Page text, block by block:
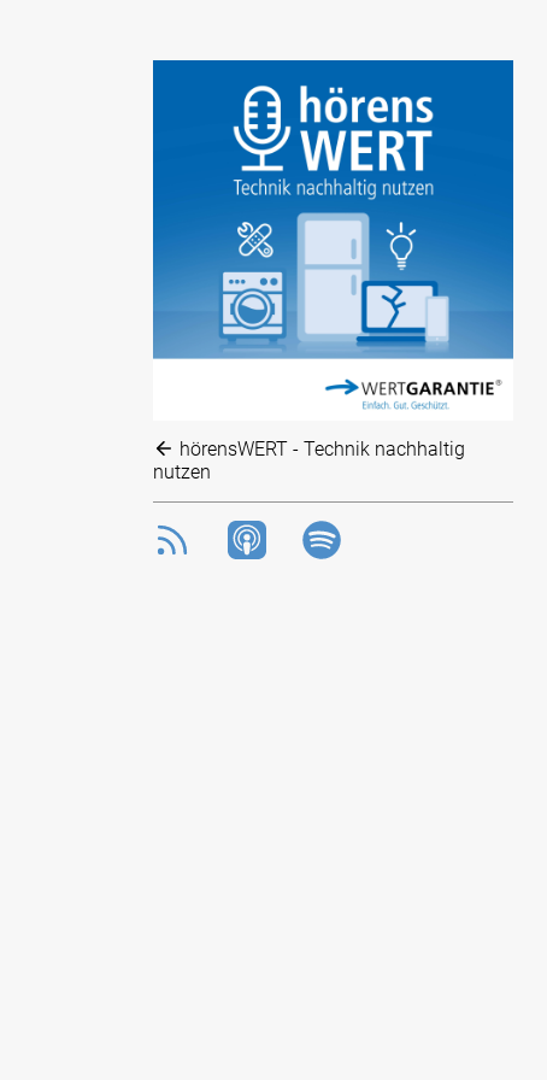
hörensWERT - Technik nachhaltig
nutzen